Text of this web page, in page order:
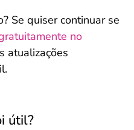
Se quiser continuar se
no
atualizações
útil?